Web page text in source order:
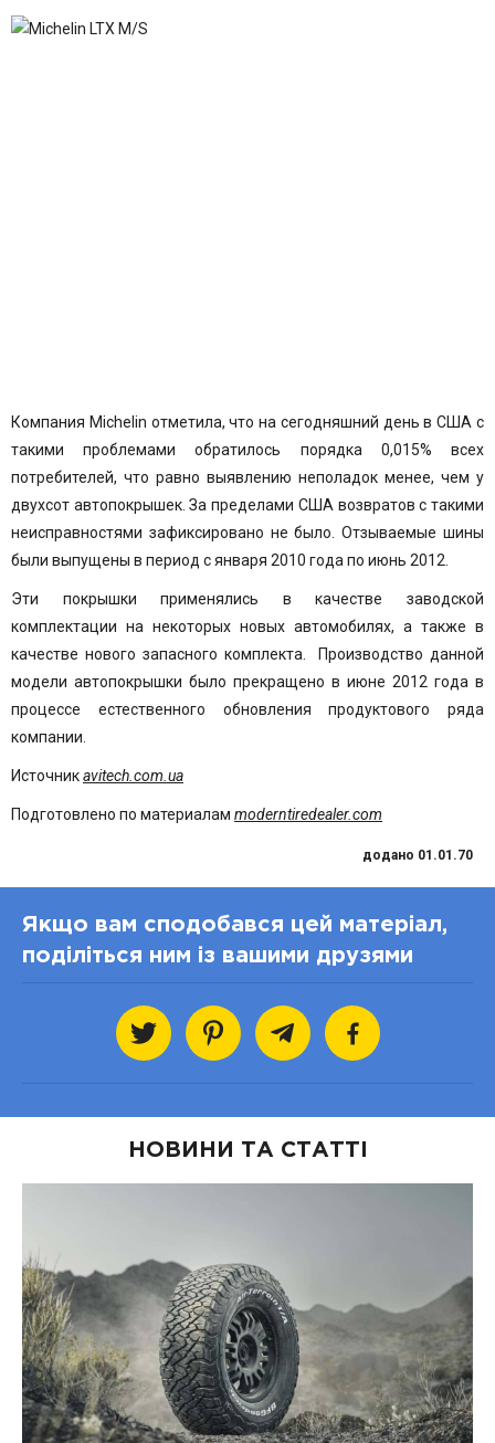
Компания Michelin отметила, что на сегодняшний день в США с
такими проблемами обратилось порядка 0,015% всех
потребителей, что равно выявлению неполадок менее, чем у
двухсот автопокрышек. За пределами США возвратов с такими
неисправностями зафиксировано не было. Отзываемые шины
были выпущены в период с января 2010 года по июнь 2012.
Эти покрышки применялись в качестве заводской
комплектации на некоторых новых автомобилях, а также в
качестве нового запасного комплекта. Производство данной
модели автопокрышки было прекращено в июне 2012 года в
процессе естественного обновления продуктового ряда
компании.
Источникavitech.com.ua
Подготовлено по материалам moderntiredealer.com
додано 01.01.70
Якщо вам сподобався цей матеріал,
поділіться ним із вашими друзями
НОВИНИ ТА СТАТТІ